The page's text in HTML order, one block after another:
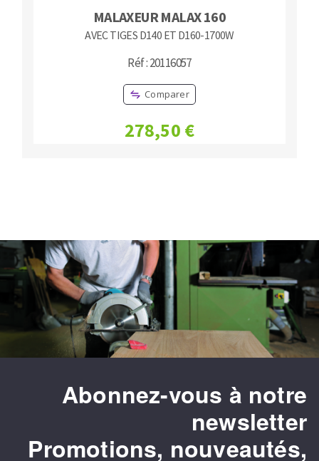
MALAXEUR MALAX 160
AVEC TIGES D140 ET D160-1700W
Réf : 20116057
Comparer
278,50 €
Abonnez-vous à notre
newsletter
Promotions, nouveautés,